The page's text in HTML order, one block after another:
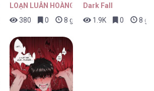
trước
LOẠN LUÂN HOÀNG TỘC
380
0 8 giờ trước
Dark Fall
1.9K
0 8